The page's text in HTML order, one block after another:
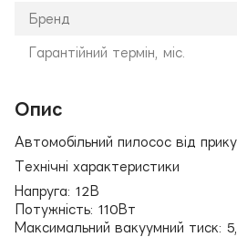
Бренд
Гарантійний термін, міс.
Опис
Автомобільний пилосос від
Технічні характеристики
Напруга: 12В
Потужність: 110Вт
Максимальний вакуумний тиск: